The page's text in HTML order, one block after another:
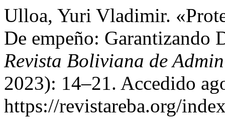
Ulloa, Yuri Vladimir.
De empeño: Garantizando
Revista Boliviana de
2023): 14–21. Accedido
https://revistareba.org/